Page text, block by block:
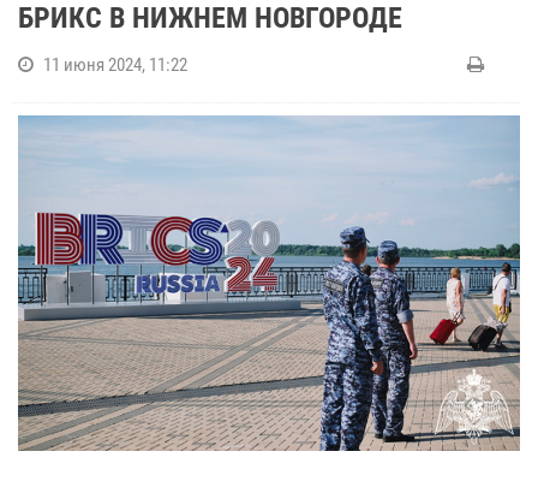
БРИКС В НИЖНЕМ НОВГОРОДЕ
11 июня 2024, 11:22